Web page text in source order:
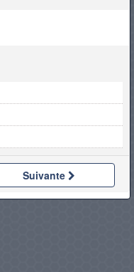
Suivante